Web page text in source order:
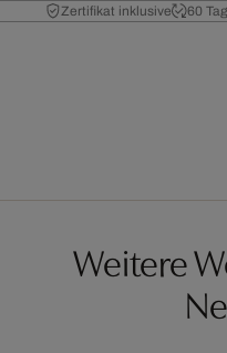
Zertifikat inklusive 60
Weitere